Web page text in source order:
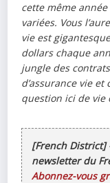
cette même
variées. Vous
vie est
dollars chaque
jungle des
d’assurance vie
question ici de vie
[French District]
newsletter du
Abonnez-vous